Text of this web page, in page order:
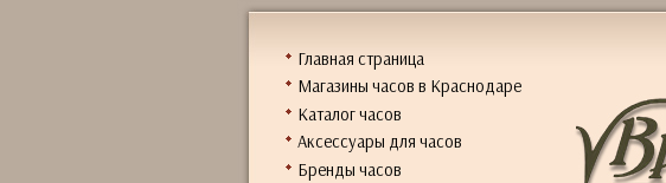
Главная страница
Магазины часов в Краснодаре
Каталог часов
Аксессуары для часов
Бренды часов